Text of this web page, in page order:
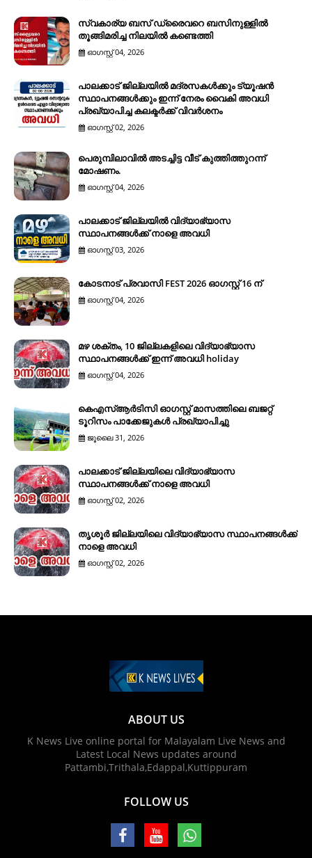
സ്വകാര്യ ബസ് ഡ്രൈവറെ ബസിനുള്ളിൽ
തൂങ്ങിമരിച്ച നിലയിൽ കണ്ടെത്തി
ഓഗസ്റ്റ് 04, 2026
പാലക്കാട് ജില്ലയിൽ മദ്രസകൾക്കും ട്യൂഷൻ
സ്ഥാപനങ്ങൾക്കും ഇന്ന് നേരം വൈകി അവധി
പ്രഖ്യാപിച്ച കലക്ടർക്ക് വിവർശനം
ഓഗസ്റ്റ് 02, 2026
പെരുമ്പിലാവിൽ അടച്ചിട്ട വീട് കുത്തിത്തുറന്ന്
മോഷണം.
ഓഗസ്റ്റ് 04, 2026
പാലക്കാട് ജില്ലയിൽ വിദ്യാഭ്യാസ
സ്ഥാപനങ്ങൾക്ക് നാളെ അവധി
ഓഗസ്റ്റ് 03, 2026
കോടനാട് പ്രവാസി FEST 2026 ഓഗസ്റ്റ് 16 ന്
ഓഗസ്റ്റ് 04, 2026
മഴ ശക്തം, 10 ജില്ലകളിലെ വിദ്യാഭ്യാസ
സ്ഥാപനങ്ങൾക്ക് ഇന്ന് അവധി holiday
ഓഗസ്റ്റ് 04, 2026
കെഎസ്ആര്‍ടിസി ഓഗസ്റ്റ് മാസത്തിലെ ബജറ്റ്
ടൂറിസം പാക്കേജുകള്‍ പ്രഖ്യാപിച്ചു
ജൂലൈ 31, 2026
പാലക്കാട് ജില്ലയിലെ വിദ്യാഭ്യാസ
സ്ഥാപനങ്ങൾക്ക് നാളെ അവധി
ഓഗസ്റ്റ് 02, 2026
തൃശൂർ ജില്ലയിലെ വിദ്യാഭ്യാസ സ്ഥാപനങ്ങൾക്ക്
നാളെ അവധി
ഓഗസ്റ്റ് 02, 2026
ABOUT US
K News Live online portal for Malayalam Live News and
Latest Local News updates around
Pattambi,Trithala,Edappal,Kuttippuram
FOLLOW US